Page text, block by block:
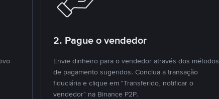
2. Pague o vendedor
Envie dinheiro para o vendedor através dos métodos
de pagamento sugeridos. Conclua a transação
fiduciária e clique em "Transferido, notificar o
vendedor" na Binance P2P.